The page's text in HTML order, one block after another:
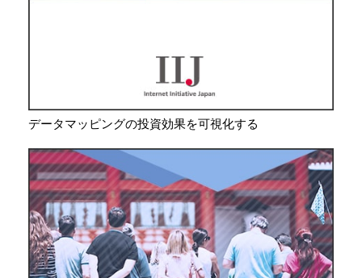
データマッピングの投資効果を可視化する